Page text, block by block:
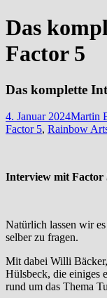
Das
Factor 5
Das komplette
4. Januar 2024Martin
Factor 5, Rainbow
Interview mit Factor
Natürlich lassen wir
selber zu fragen.
Mit dabei Willi
Hülsbeck, die einiges
rund um das Thema